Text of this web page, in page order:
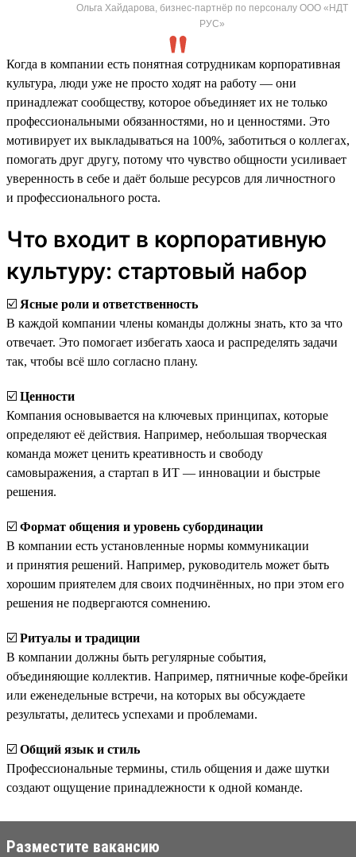
Ольга Хайдарова, бизнес-партнёр по персоналу ООО «НДТ
РУС»
Когда в компании есть понятная сотрудникам корпоративная
культура, люди уже не просто ходят на работу — они
принадлежат сообществу, которое объединяет их не только
профессиональными обязанностями, но и ценностями. Это
мотивирует их выкладываться на 100%, заботиться о коллегах,
помогать друг другу, потому что чувство общности усиливает
уверенность в себе и даёт больше ресурсов для личностного
и профессионального роста.
Что входит в корпоративную
культуру: стартовый набор
☑️ Ясные роли и ответственность
В каждой компании члены команды должны знать, кто за что
отвечает. Это помогает избегать хаоса и распределять задачи
так, чтобы всё шло согласно плану.
☑️ Ценности
Компания основывается на ключевых принципах, которые
определяют её действия. Например, небольшая творческая
команда может ценить креативность и свободу
самовыражения, а стартап в ИТ — инновации и быстрые
решения.
☑️ Формат общения и уровень субординации
В компании есть установленные нормы коммуникации
и принятия решений. Например, руководитель может быть
хорошим приятелем для своих подчинённых, но при этом его
решения не подвергаются сомнению.
☑️ Ритуалы и традиции
В компании должны быть регулярные события,
объединяющие коллектив. Например, пятничные кофе-брейки
или еженедельные встречи, на которых вы обсуждаете
результаты, делитесь успехами и проблемами.
☑️ Общий язык и стиль
Профессиональные термины, стиль общения и даже шутки
создают ощущение принадлежности к одной команде.
Разместите вакансию